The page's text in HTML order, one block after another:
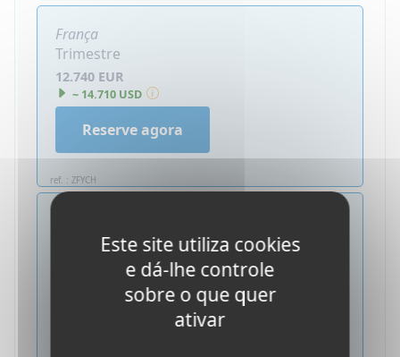
França
Trimestre
12.740 EUR
~ 14.710 USD
ref. : ZFYCH
Reserve agora
Trimestre
~ 8.080 USD
Reserve agora
Este site utiliza cookies
e dá-lhe controle
sobre o que quer
ativar